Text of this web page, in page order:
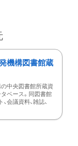
機構図書館蔵
中央図書館所蔵資
ベース。同図書館
会議資料、雑誌、